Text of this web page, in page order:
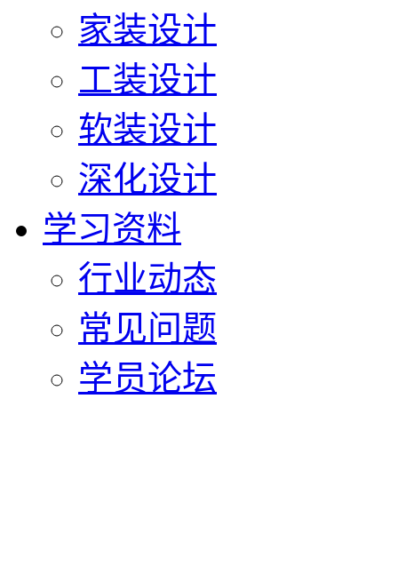
家装设计
工装设计
软装设计
深化设计
学习资料
行业动态
常见问题
学员论坛